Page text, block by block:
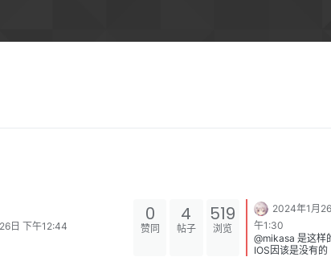
日 下午12:44
0
赞同
4
帖子
519
浏览
2024年1月
午1:30
@mikasa 是这样
IOS因该是没有的